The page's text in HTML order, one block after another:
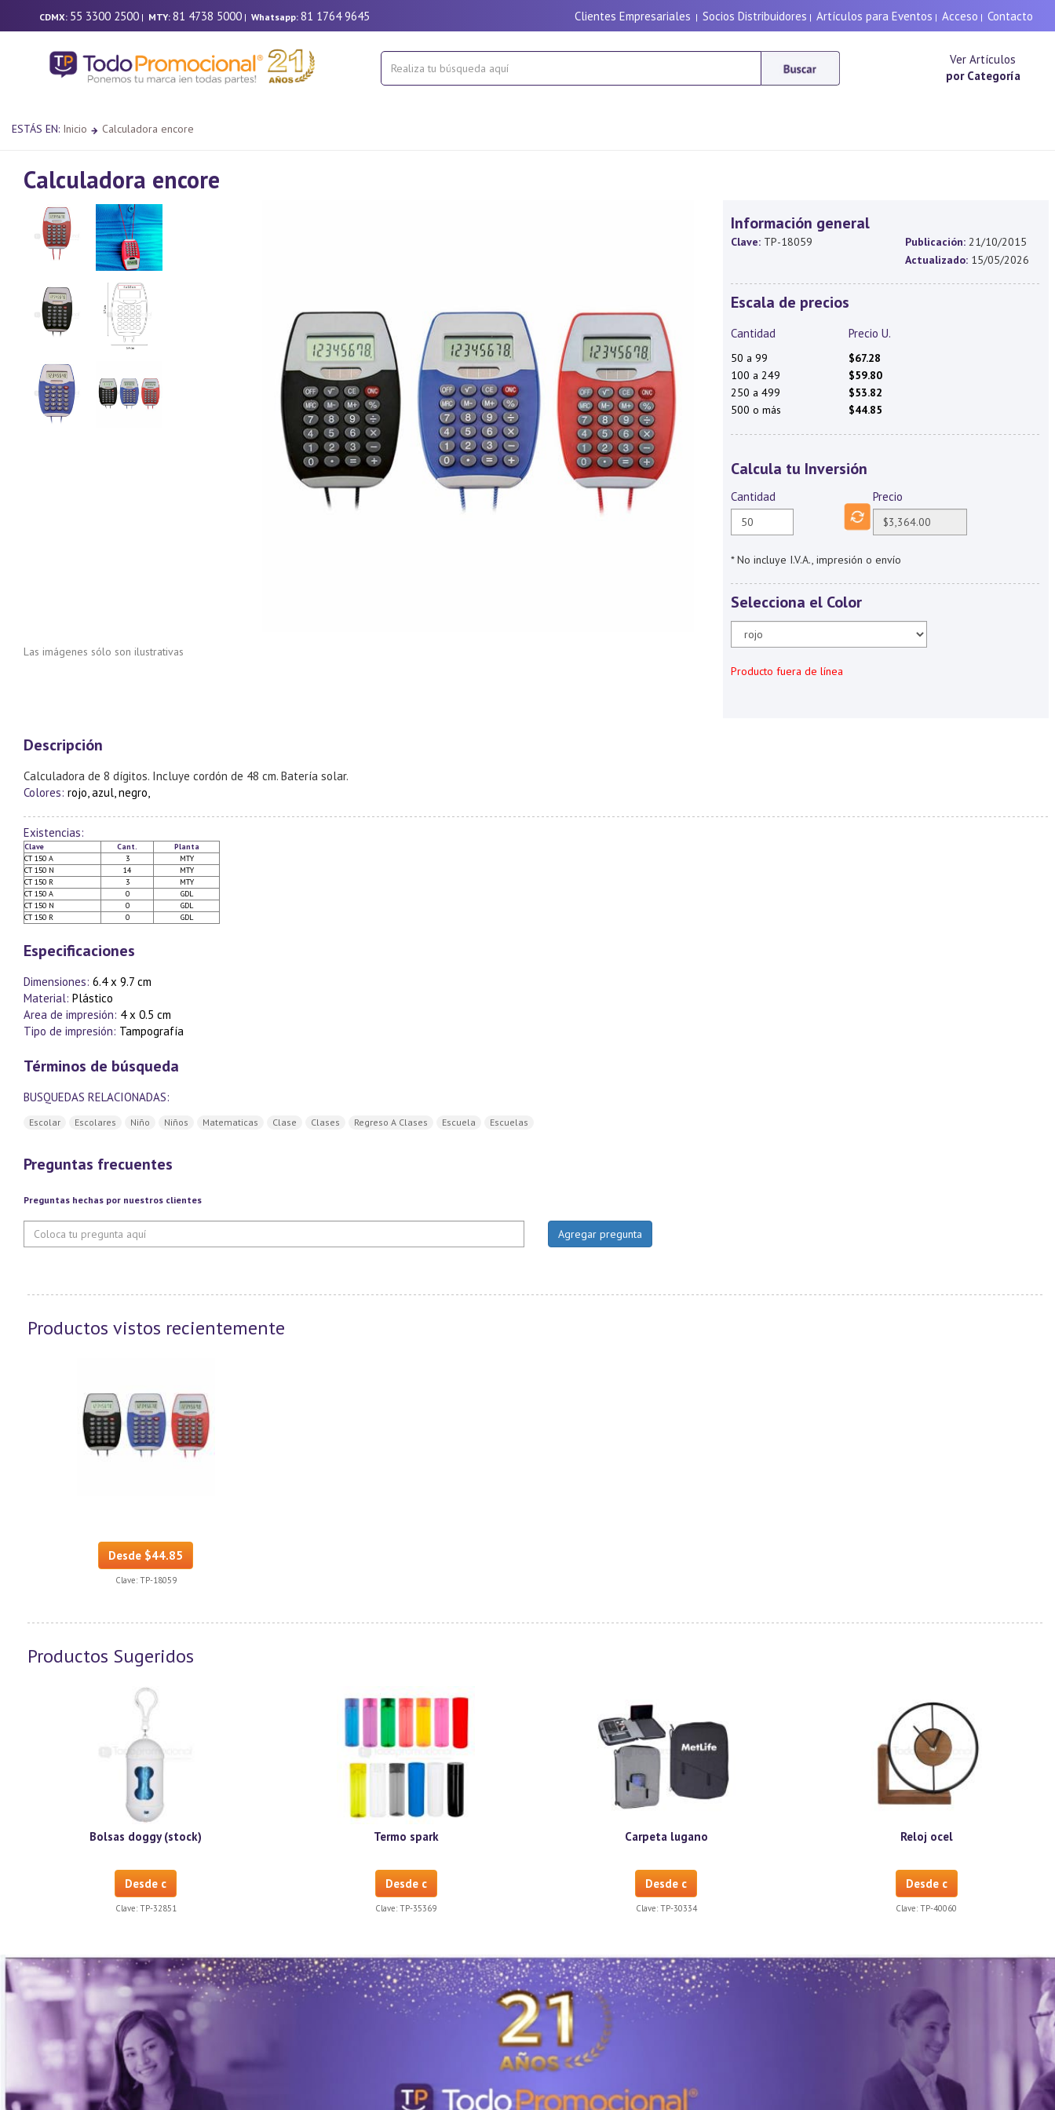
CDMX: 55 3300 2500 | MTY: 81 4738 5000 | Whatsapp: 81 1764 9645 Clientes Empresariales | Socios Distribuidores | Artículos para Eventos | Acceso | Contacto
Ver Artículos
por Categoría
ESTÁS EN: Inicio Calculadora encore
Calculadora encore
Las imágenes sólo son ilustrativas
Información general
Clave: TP-18059 Publicación: 21/10/2015
Actualizado: 15/05/2026
Escala de precios
Cantidad Precio U.
50 a 99
$67.28
100 a 249
$59.80
250 a 499
$53.82
500 o más
$44.85
Calcula tu Inversión
Cantidad Precio
* No incluye I.V.A., impresión o envío
Selecciona el Color
Producto fuera de línea
Descripción
Calculadora de 8 dígitos. Incluye cordón de 48 cm. Batería solar.
Colores: rojo, azul, negro,
Existencias:
Clave Cant.
Planta
CT 150 A
3
MTY
CT 150 N
14
MTY
CT 150 R
3
MTY
CT 150 A
0
GDL
CT 150 N
0
GDL
CT 150 R
0 GDL
Especificaciones
Dimensiones: 6.4 x 9.7 cm
Material: Plástico
Area de impresión: 4 x 0.5 cm
Tipo de impresión: Tampografía
Términos de búsqueda
BUSQUEDAS RELACIONADAS:
Escolar Escolares Niño Niños Matematicas Clase Clases Regreso A Clases Escuela Escuelas
Preguntas frecuentes
Preguntas hechas por nuestros clientes
Productos vistos recientemente
Desde $44.85
Clave: TP-18059
Productos Sugeridos
Bolsas doggy (stock)
Desde c
Clave: TP-32851
Termo spark
Desde c
Clave:TP-35369
Carpeta lugano
Desde c
Clave: TP-30334
Reloj ocel
Desde c
Clave:TP-40060